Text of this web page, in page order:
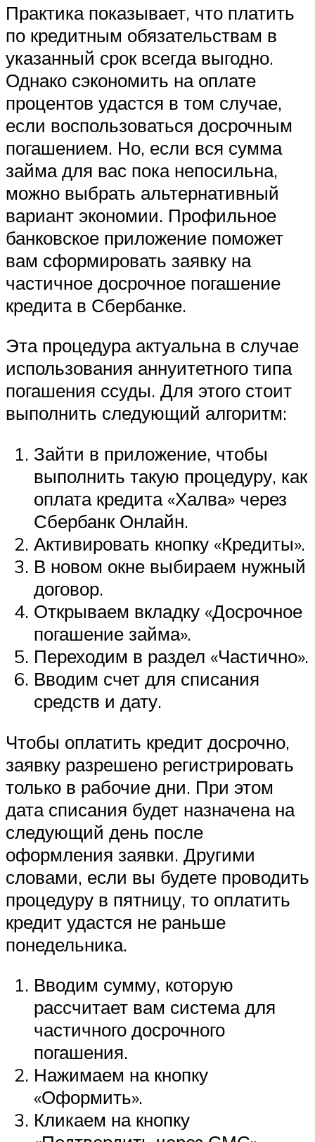
Практика показывает, что платить
по кредитным обязательствам в
указанный срок всегда выгодно.
Однако сэкономить на оплате
процентов удастся в том случае,
если воспользоваться досрочным
погашением. Но, если вся сумма
займа для вас пока непосильна,
можно выбрать альтернативный
вариант экономии. Профильное
банковское приложение поможет
вам сформировать заявку на
частичное досрочное погашение
кредита в Сбербанке.
Эта процедура актуальна в случае
использования аннуитетного типа
погашения ссуды. Для этого стоит
выполнить следующий алгоритм:
Зайти в приложение, чтобы
выполнить такую процедуру, как
оплата кредита «Халва» через
Сбербанк Онлайн.
Активировать кнопку «Кредиты».
В новом окне выбираем нужный
договор.
Открываем вкладку «Досрочное
погашение займа».
Переходим в раздел «Частично».
Вводим счет для списания
средств и дату.
Чтобы оплатить кредит досрочно,
заявку разрешено регистрировать
только в рабочие дни. При этом
дата списания будет назначена на
следующий день после
оформления заявки. Другими
словами, если вы будете проводить
процедуру в пятницу, то оплатить
кредит удастся не раньше
понедельника.
Вводим сумму, которую
рассчитает вам система для
частичного досрочного
погашения.
Нажимаем на кнопку
«Оформить».
Кликаем на кнопку